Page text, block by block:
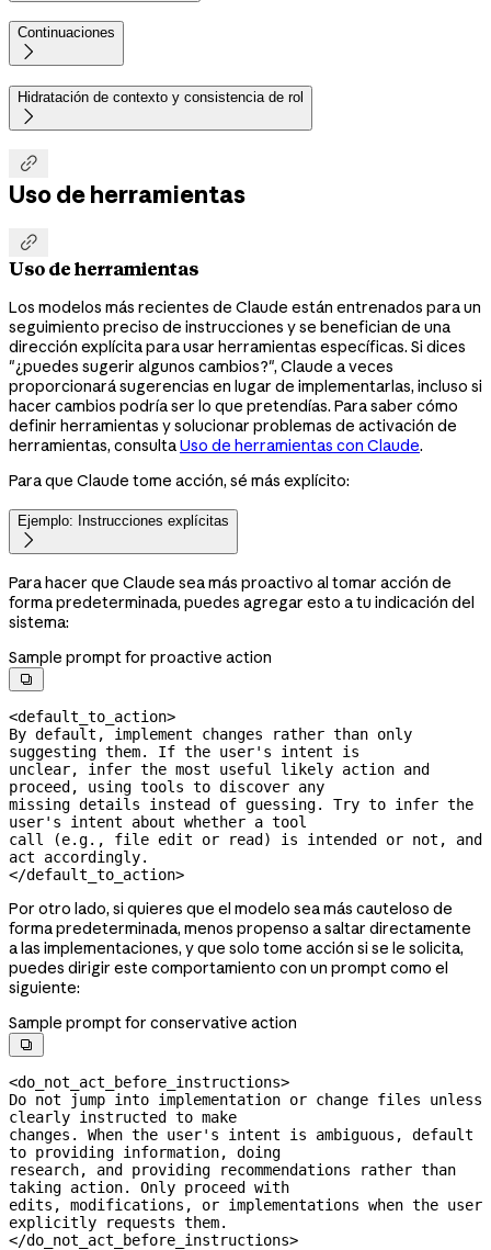
Continuaciones

Hidratación de contexto y consistencia de rol


Uso de herramientas

Uso de herramientas
Los modelos más recientes de Claude están entrenados para un
seguimiento preciso de instrucciones y se benefician de una
dirección explícita para usar herramientas específicas. Si dices
"¿puedes sugerir algunos cambios?", Claude a veces
proporcionará sugerencias en lugar de implementarlas, incluso si
hacer cambios podría ser lo que pretendías. Para saber cómo
definir herramientas y solucionar problemas de activación de
herramientas, consultaUso de herramientas con Claude.
Para que Claude tome acción, sé más explícito:
Ejemplo: Instrucciones explícitas

Para hacer que Claude sea más proactivo al tomar acción de
forma predeterminada, puedes agregar esto a tu indicación del
sistema:
Sample prompt for proactive action

<default_to_action>
By default, implement changes rather than only
suggesting them. If the user's intent is
unclear, infer the most useful likely action and
proceed, using tools to discover any
missing details instead of guessing. Try to infer the
user's intent about whether a tool
call (e.g., file edit or read) is intended or not, and
act accordingly.
</default_to_action>
Por otro lado, si quieres que el modelo sea más cauteloso de
forma predeterminada, menos propenso a saltar directamente
a las implementaciones, y que solo tome acción si se le solicita,
puedes dirigir este comportamiento con un prompt como el
siguiente:
Sample prompt for conservative action

<do_not_act_before_instructions>
Do not jump into implementation or change files unless
clearly instructed to make
changes. When the user's intent is ambiguous, default
to providing information, doing
research, and providing recommendations rather than
taking action. Only proceed with
edits, modifications, or implementations when the user
explicitly requests them.
</do_not_act_before_instructions>